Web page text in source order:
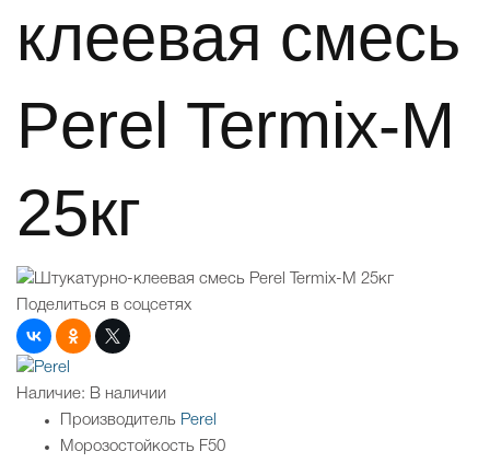
клеевая смесь
Perel Termix-M
25кг
Поделиться в соцсетях
Наличие: В наличии
Производитель Perel
Морозостойкость F50